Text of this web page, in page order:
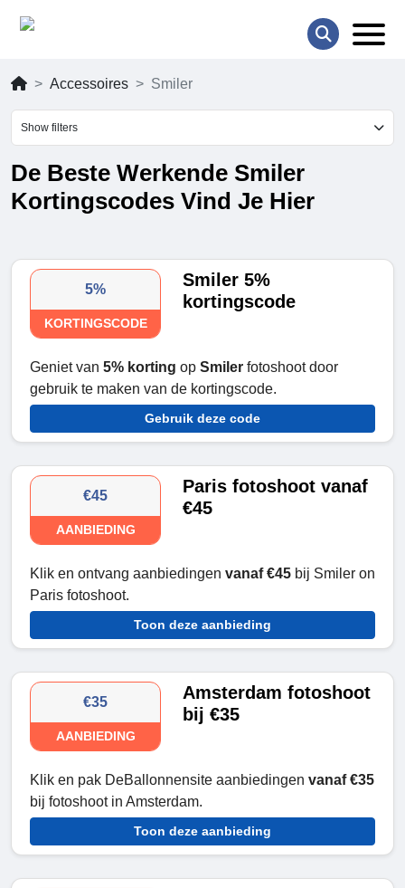
Accessoires Smiler
Show filters
De Beste Werkende Smiler
Kortingscodes Vind Je Hier
5%
KORTINGSCODE
Smiler 5%
kortingscode
Geniet van 5% korting op Smiler fotoshoot door
gebruik te maken van de kortingscode.
Gebruik deze code
€45
AANBIEDING
Paris fotoshoot vanaf
€45
Klik en ontvang aanbiedingen vanaf €45 bij Smiler on
Paris fotoshoot.
Toon deze aanbieding
€35
AANBIEDING
Amsterdam fotoshoot
bij €35
Klik en pak DeBallonnensite aanbiedingen vanaf €35
bij fotoshoot in Amsterdam.
Toon deze aanbieding